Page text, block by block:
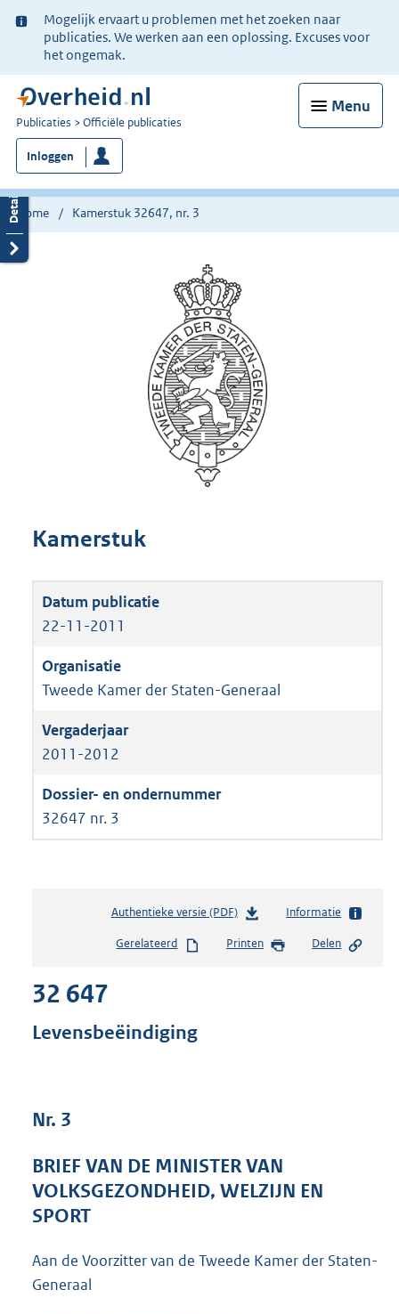
Ter
informatie:
Mogelijk ervaart u problemen met het zoeken naar
publicaties. We werken aan een oplossing. Excuses voor
het ongemak.
Menu
U
bent
nu
hier:
Publicaties Officiële publicaties
Inloggen
Home Kamerstuk 32647, nr. 3
Kamerstuk
22-11-2011
Tweede Kamer der Staten-Generaal
2011-2012
32647 nr. 3
Authentieke versie (PDF)b
s
e
:
b
Informatie
Gerelateerd Printen Delen
32 647
Levensbeëindiging
Nr. 3
BRIEF VAN DE MINISTER VAN
VOLKSGEZONDHEID, WELZIJN EN
SPORT
Aan de Voorzitter van de Tweede Kamer der Staten-
Generaal